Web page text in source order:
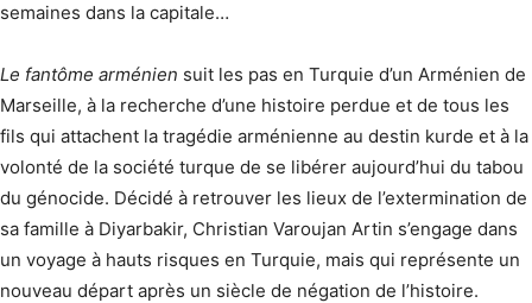
semaines dans la capitale…
Le fantôme arménien suit les pas en Turquie d’un Arménien de
Marseille, à la recherche d’une histoire perdue et de tous les
fils qui attachent la tragédie arménienne au destin kurde et à la
volonté de la société turque de se libérer aujourd’hui du tabou
du génocide. Décidé à retrouver les lieux de l’extermination de
sa famille à Diyarbakir, Christian Varoujan Artin s’engage dans
un voyage à hauts risques en Turquie, mais qui représente un
nouveau départ après un siècle de négation de l’histoire.